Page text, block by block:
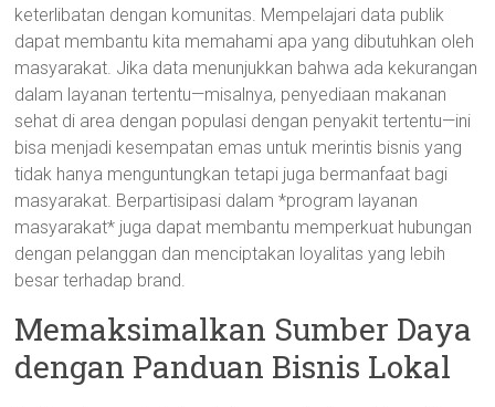
keterlibatan dengan komunitas. Mempelajari data publik
dapat membantu kita memahami apa yang dibutuhkan oleh
masyarakat. Jika data menunjukkan bahwa ada kekurangan
dalam layanan tertentu—misalnya, penyediaan makanan
sehat di area dengan populasi dengan penyakit tertentu—ini
bisa menjadi kesempatan emas untuk merintis bisnis yang
tidak hanya menguntungkan tetapi juga bermanfaat bagi
masyarakat. Berpartisipasi dalam *program layanan
masyarakat* juga dapat membantu memperkuat hubungan
dengan pelanggan dan menciptakan loyalitas yang lebih
besar terhadap brand.
Memaksimalkan Sumber Daya
dengan Panduan Bisnis Lokal